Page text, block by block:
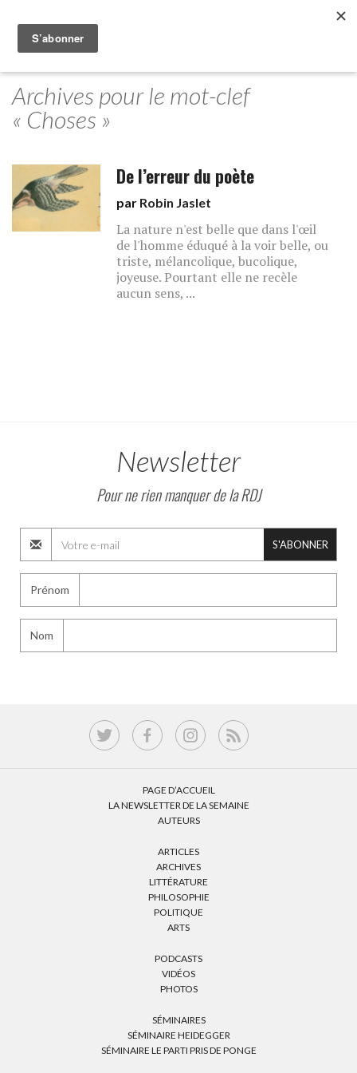
Archives pour le mot-clef
« Choses »
De l’erreur du poète
par Robin Jaslet
La nature n'est belle que dans l'œil
de l'homme éduqué à la voir belle, ou
triste, mélancolique, bucolique,
joyeuse. Pourtant elle ne recèle
aucun sens, ...
Newsletter
Pour ne rien manquer de la RDJ
S'ABONNER
Prénom
Nom
PAGE D’ACCUEIL
LA NEWSLETTER DE LA SEMAINE
AUTEURS
ARTICLES
ARCHIVES
LITTÉRATURE
PHILOSOPHIE
POLITIQUE
ARTS
PODCASTS
VIDÉOS
PHOTOS
SÉMINAIRES
SÉMINAIRE HEIDEGGER
SÉMINAIRE LE PARTI PRIS DE PONGE